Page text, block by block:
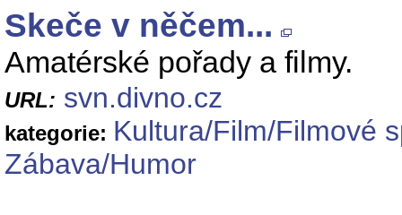
Skeče v něčem...
Amatérské pořady a filmy.
URL: svn.divno.cz
kategorie: Kultura/Film/Filmové
Zábava/Humor